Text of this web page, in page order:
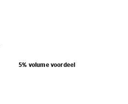
5% volume voordeel